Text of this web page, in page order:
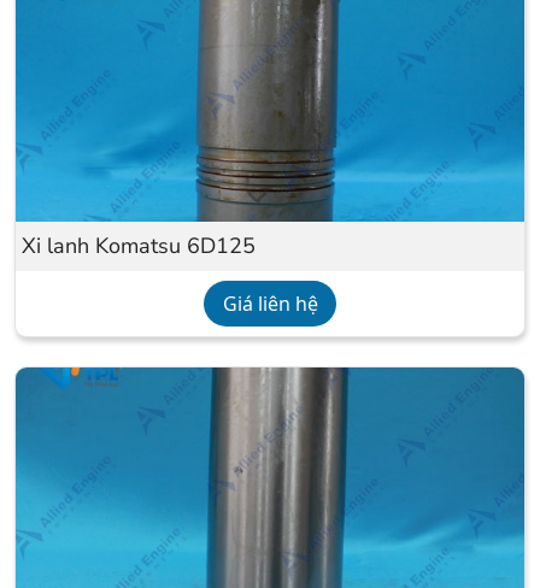
Xi lanh Komatsu 6D125
Giá liên hệ